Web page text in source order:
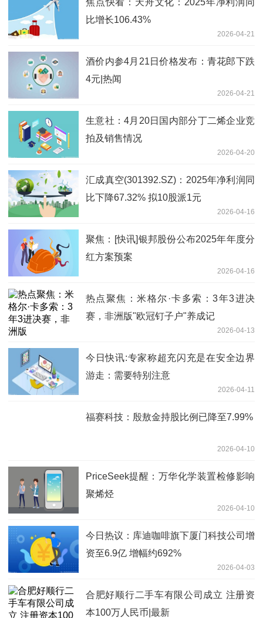
比增长106.43%
2026-04-21
酒价内参4月21日价格发布：青花郎下跌
4元|热闻
2026-04-21
生意社：4月20日国内部分丁二烯企业竞
拍及销售情况
2026-04-20
汇成真空(301392.SZ)：2025年净利润同
比下降67.32% 拟10股派1元
2026-04-16
聚焦：[快讯]银邦股份公布2025年年度分
红方案预案
2026-04-16
热点聚焦：米格尔·卡多索：3年3进决
赛，非洲版"欧冠钉子户"养成记
2026-04-13
今日快讯:专家称超充闪充是在安全边界
游走：需要特别注意
2026-04-11
福赛科技：殷敖金持股比例已降至7.99%
2026-04-10
PriceSeek提醒：万华化学装置检修影响
聚烯烃
2026-04-10
今日热议：库迪咖啡旗下厦门科技公司增
资至6.9亿 增幅约692%
2026-04-03
合肥好顺行二手车有限公司成立 注册资
本100万人民币|最新